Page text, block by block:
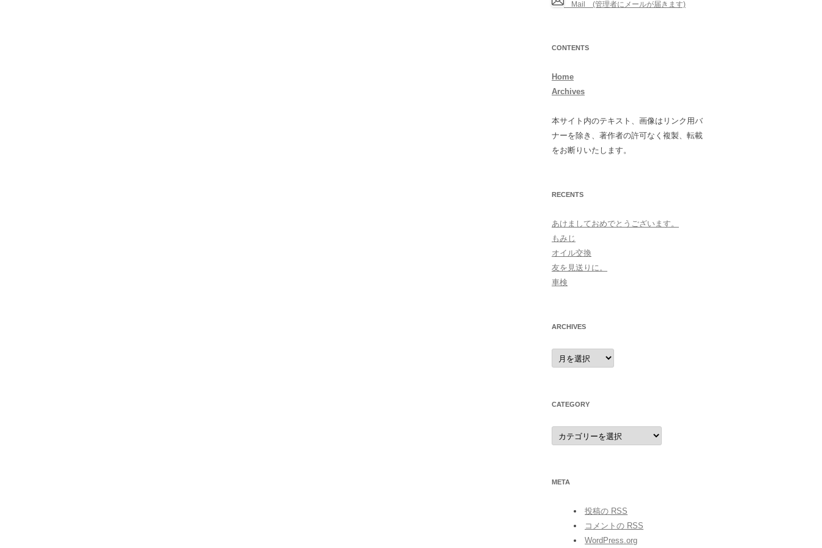
Mail (管理者にメールが届きます)
CONTENTS
Home
Archives
本サイト内のテキスト、画像はリンク用バ
ナーを除き、著作者の許可なく複製、転載
をお断りいたします。
RECENTS
あけましておめでとうございます。
もみじ
オイル交換
友を見送りに。
車検
ARCHIVES
archives
CATEGORY
category
META
投稿の RSS
コメントの RSS
WordPress.org